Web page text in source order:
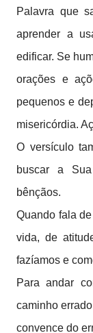
Palavra que
aprender a
edificar. Se
orações e
pequenos e
misericórdia.
O versículo
buscar a
bênçãos.
Quando fala
vida, de
fazíamos e
Para andar
caminho
convence do